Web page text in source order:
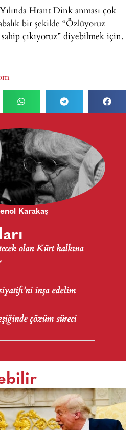
Hrant Dink anması çok
bir şekilde “Özlüyoruz
çıkıyoruz” diyebilmek için.
Karakaş
olan Kürt halkına
inşa edelim
çözüm süreci